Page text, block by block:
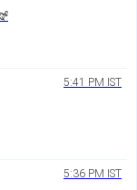
5:41 PM IST
5:36 PM IST